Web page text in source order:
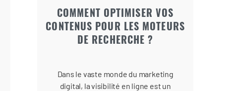
COMMENT OPTIMISER VOS
CONTENUS POUR LES MOTEURS
DE RECHERCHE ?
Dans le vaste monde du marketing
digital, la visibilité en ligne est un